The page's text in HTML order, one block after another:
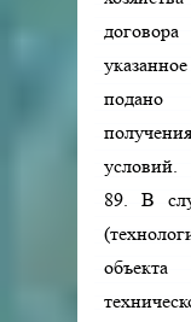
подано
условий.
89. В